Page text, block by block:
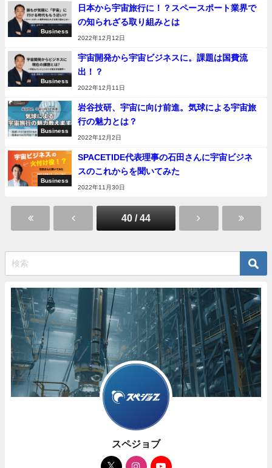
Business
日本から宇宙旅行に！？スペースポート業界で
の知られざる取り組みとは
2022年12月12日
Business
宇宙開発から宇宙ビジネスに。課題は国費流
出！？
2022年12月11日
Business
岩谷技研、宇宙に向け前進。気球による宇宙旅
行の魅力とは？
2022年12月2日
Business
SPACETIDE代表理事の石田さんに宇宙ビジネ
スのこれからを聞いてみた
2022年11月30日
40 / 44
スペジョブ